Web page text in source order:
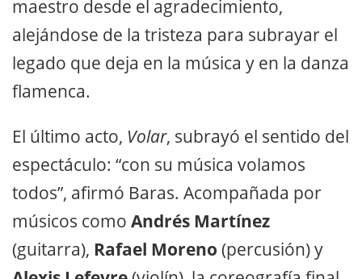
maestro desde el agradecimiento,
alejándose de la tristeza para subrayar el
legado que deja en la música y en la danza
flamenca.
El último acto, Volar, subrayó el sentido del
espectáculo: “con su música volamos
todos”, afirmó Baras. Acompañada por
músicos como Andrés Martínez
(guitarra), Rafael Moreno (percusión) y